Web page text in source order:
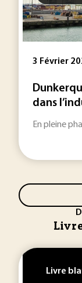
3 Février
dans
En pleine
Livre